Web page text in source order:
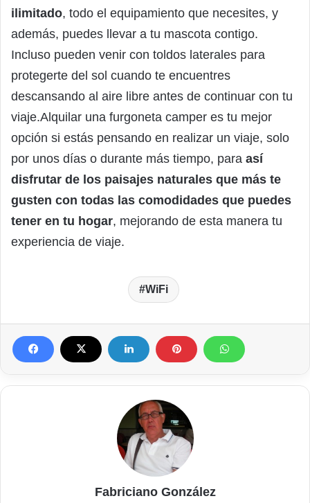
ilimitado, todo el equipamiento que necesites, y
además, puedes llevar a tu mascota contigo.
Incluso pueden venir con toldos laterales para
protegerte del sol cuando te encuentres
descansando al aire libre antes de continuar con tu
viaje.Alquilar una furgoneta camper es tu mejor
opción si estás pensando en realizar un viaje, solo
por unos días o durante más tiempo, para así
disfrutar de los paisajes naturales que más te
gusten con todas las comodidades que puedes
tener en tu hogar, mejorando de esta manera tu
experiencia de viaje.
WiFi
Fabriciano González